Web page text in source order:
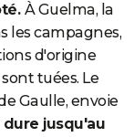
À Guelma, la
les campagnes,
d'origine
tuées. Le
Gaulle, envoie
dure jusqu'au